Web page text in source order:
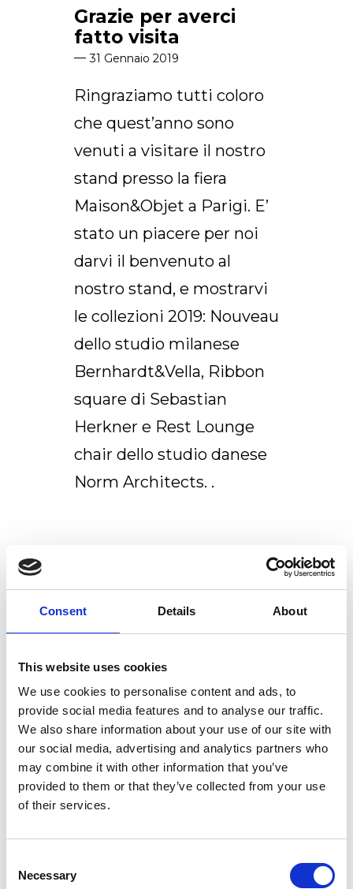
Consent Details About
This website uses cookies
We use cookies to personalise content and ads, to
provide social media features and to analyse our traffic.
We also share information about your use of our site with
our social media, advertising and analytics partners who
may combine it with other information that you’ve
provided to them or that they’ve collected from your use
of their services.
Selection
Necessary
Grazie per averci
fatto visita
31 Gennaio 2019
Ringraziamo tutti coloro
che quest’anno sono
venuti a visitare il nostro
stand presso la fiera
Maison&Objet a Parigi. E’
stato un piacere per noi
darvi il benvenuto al
nostro stand, e mostrarvi
le collezioni 2019: Nouveau
dello studio milanese
Bernhardt&Vella, Ribbon
square di Sebastian
Herkner e Rest Lounge
chair dello studio danese
Norm Architects. .
Ex.t at Maison&Objet